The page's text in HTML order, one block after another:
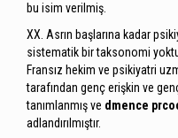
bu isim verilmiş.
XX. Asrın başlarına kadar
sistematik bir taksonomi
Fransız hekim ve psikiyatri
tarafından genç erişkin ve
tanımlanmış ve dmence
adlandırılmıştır.